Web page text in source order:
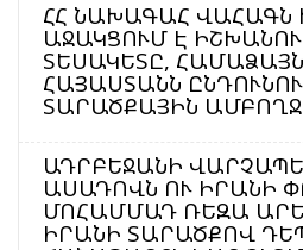
ՀՀ ՆԱԽԱԳԱՀ ՎԱՀԱԳՆ
ԱՋԱԿՑՈՒՄ Է
ՏԵՍԱԿԵՏԸ, ՀԱՄԱՁԱՅՆ
ՀԱՅԱՍՏԱՆՆ ԸՆԴՈՒՆՈՒՄ Է
ՏԱՐԱԾՔԱՅԻՆ
ԱԴՐԲԵՋԱՆԻ
ԱՍԱԴՈՎՆ ՈՒ ԻՐԱՆԻ
ՄՈՀԱՄՄԱԴ ՌԵԶԱ
ԻՐԱՆԻ ՏԱՐԱԾՔՈՎ